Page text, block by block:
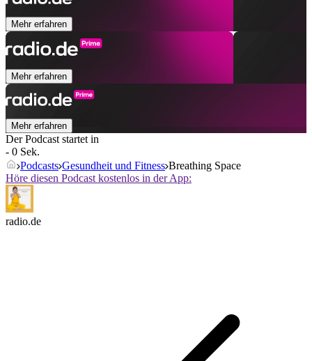
Mehr erfahren
Mehr erfahren
Mehr erfahren
Der Podcast startet in
- 0 Sek.
Podcasts Gesundheit und Fitness Breathing Space
Höre diesen Podcast kostenlos in der App:
radio.de